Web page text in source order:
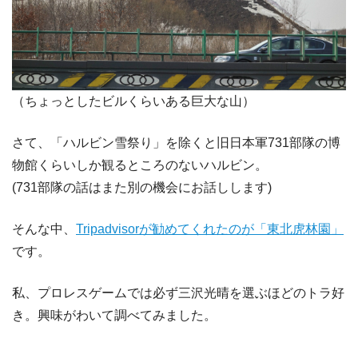
（ちょっとしたビルくらいある巨大な山）
さて、「ハルビン雪祭り」を除くと旧日本軍731部隊の博
物館くらいしか観るところのないハルビン。
(731部隊の話はまた別の機会にお話しします)
そんな中、 Tripadvisorが勧めてくれたのが「東北虎林園」
です。
私、プロレスゲームでは必ず三沢光晴を選ぶほどのトラ好
き。興味がわいて調べてみました。